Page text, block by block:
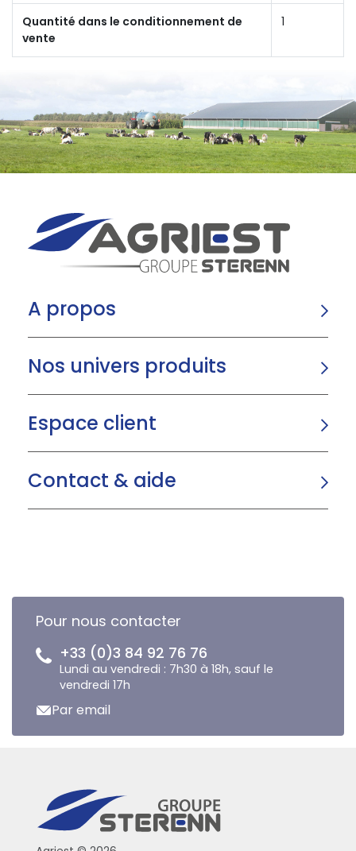
Quantité dans le conditionnement de
vente
1
A propos
Nos univers produits
Espace client
Contact & aide
Pour nous contacter
+33 (0)3 84 92 76 76
Lundi au vendredi : 7h30 à 18h, sauf le
vendredi 17h
Par email